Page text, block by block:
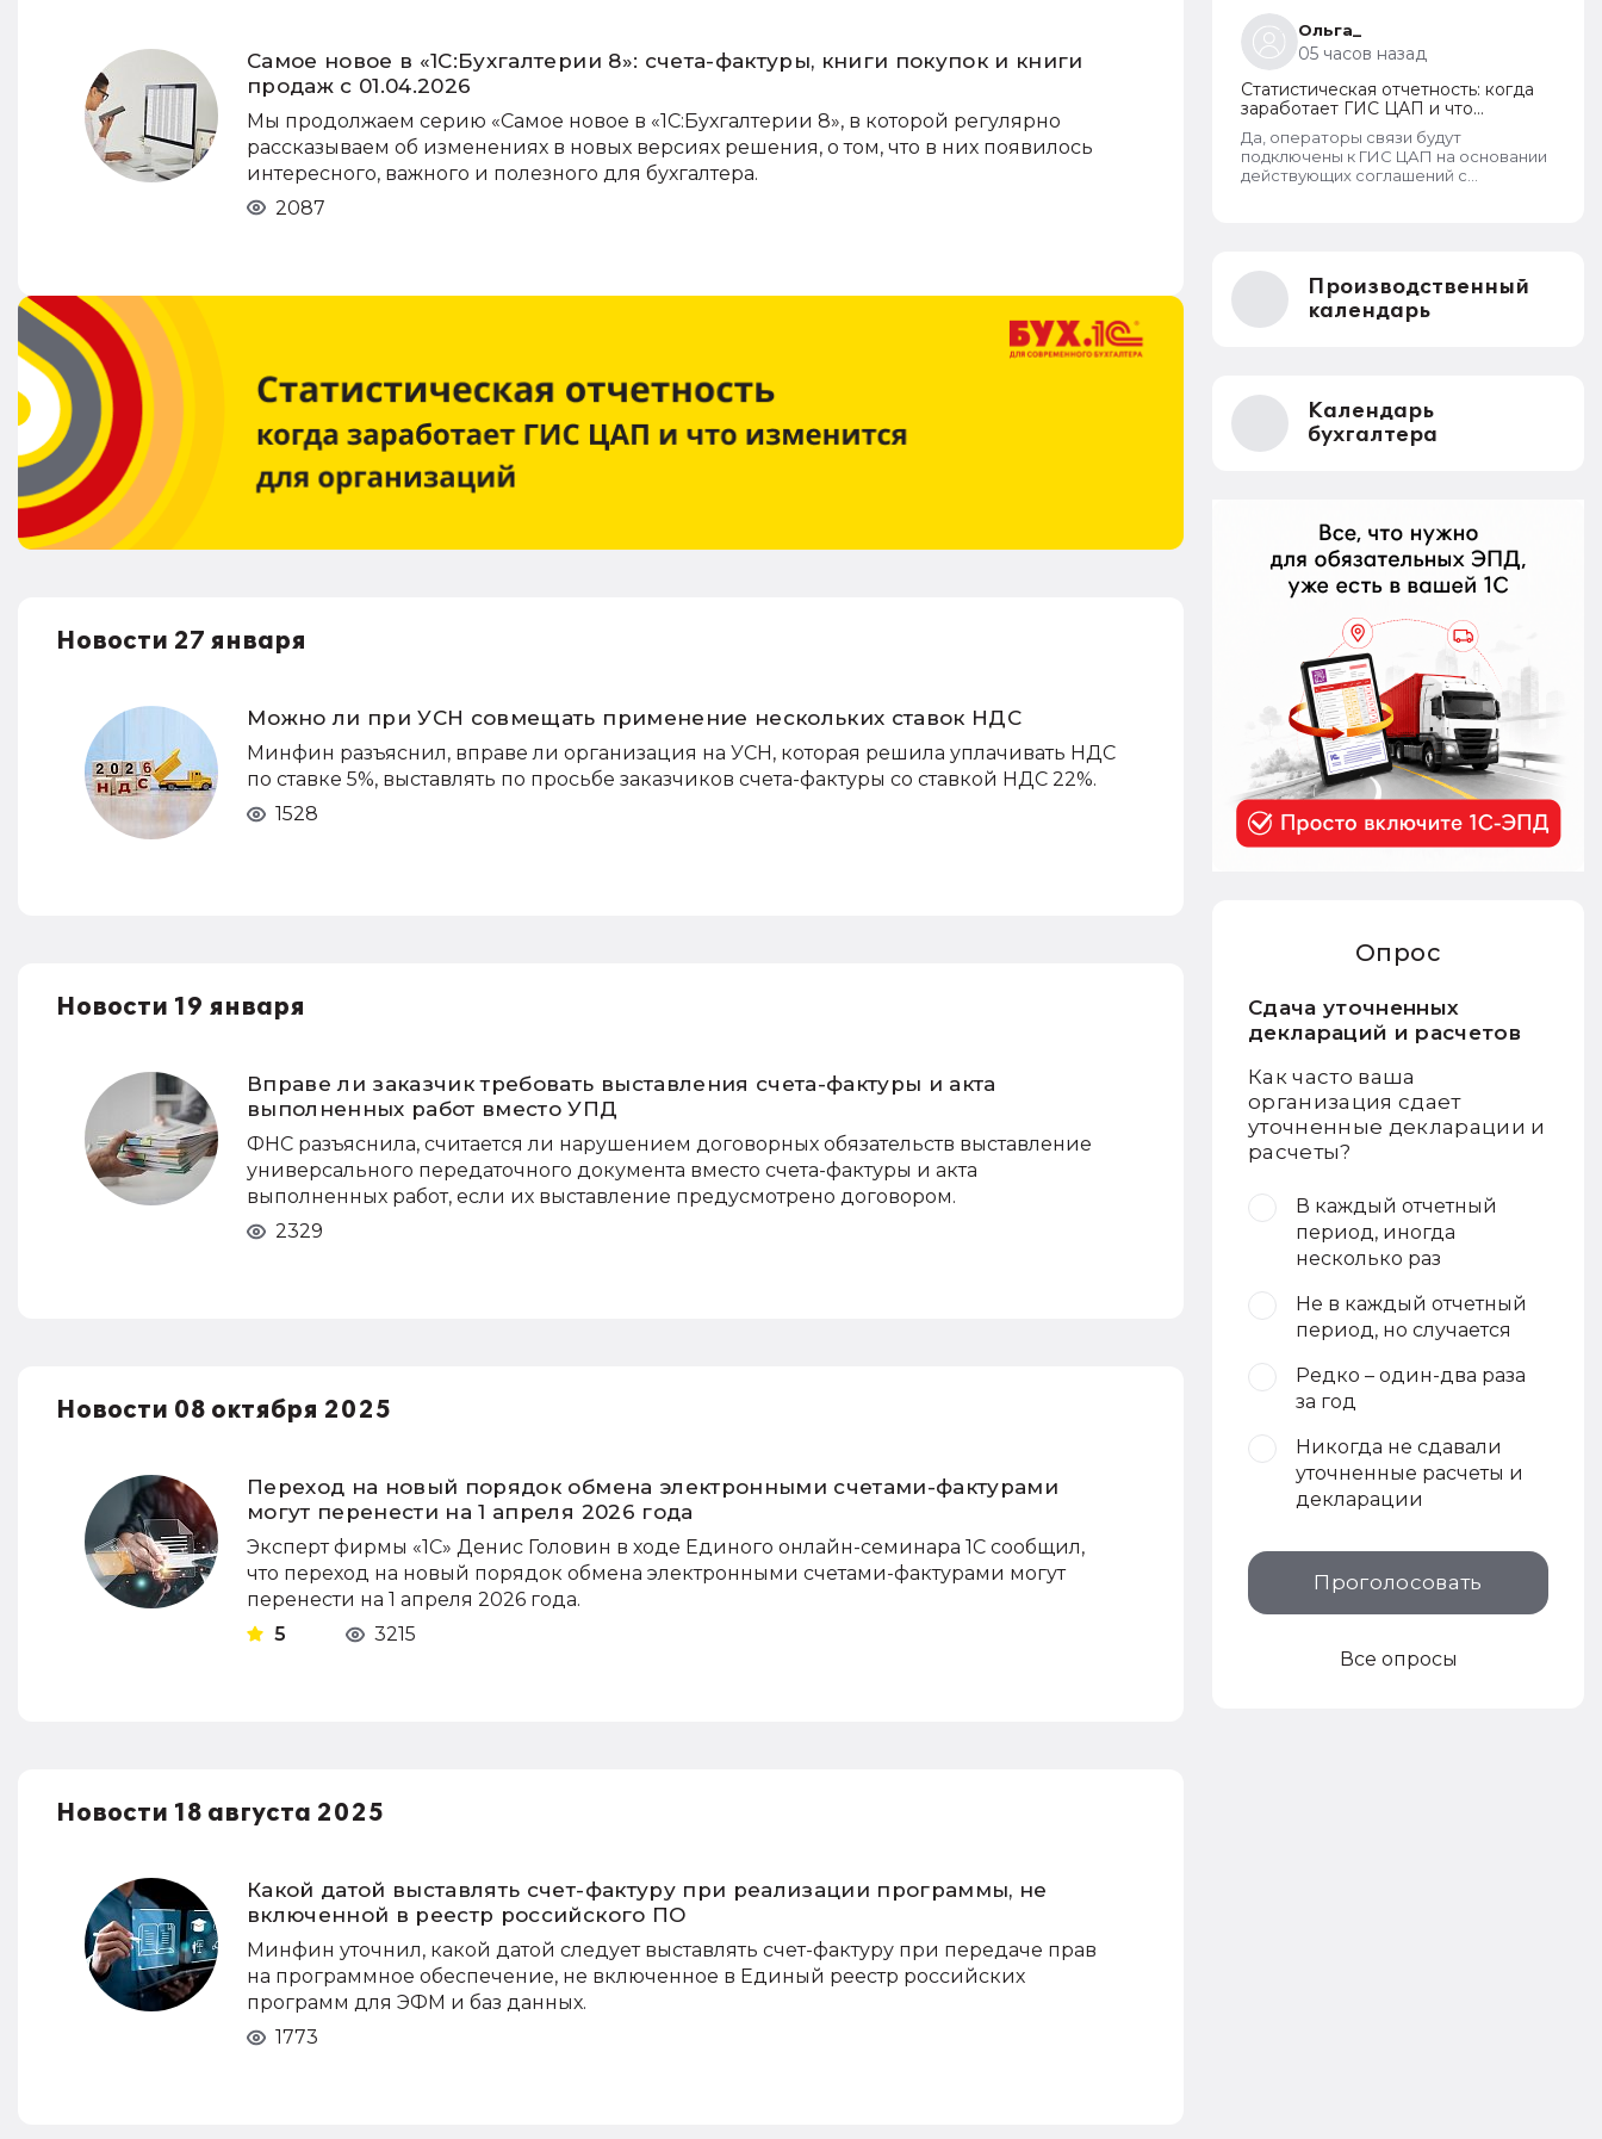
Самое новое в «1С:Бухгалтерии 8»: счета-фактуры, книги покупок и книги
продаж с 01.04.2026
Мы продолжаем серию «Самое новое в «1С:Бухгалтерии 8», в которой регулярно
рассказываем об изменениях в новых версиях решения, о том, что в них появилось
интересного, важного и полезного для бухгалтера.
2087
Новости 27 января
Можно ли при УСН совмещать применение нескольких ставок НДС
Минфин разъяснил, вправе ли организация на УСН, которая решила уплачивать НДС
по ставке 5%, выставлять по просьбе заказчиков счета-фактуры со ставкой НДС 22%.
1528
Новости 19 января
Вправе ли заказчик требовать выставления счета-фактуры и акта
выполненных работ вместо УПД
ФНС разъяснила, считается ли нарушением договорных обязательств выставление
универсального передаточного документа вместо счета-фактуры и акта
выполненных работ, если их выставление предусмотрено договором.
2329
Новости 08 октября 2025
Переход на новый порядок обмена электронными счетами-фактурами
могут перенести на 1 апреля 2026 года
Эксперт фирмы «1С» Денис Головин в ходе Единого онлайн-семинара 1С сообщил,
что переход на новый порядок обмена электронными счетами-фактурами могут
перенести на 1 апреля 2026 года.
5
3215
Новости 18 августа 2025
Какой датой выставлять счет-фактуру при реализации программы, не
включенной в реестр российского ПО
Минфин уточнил, какой датой следует выставлять счет-фактуру при передаче прав
на программное обеспечение, не включенное в Единый реестр российских
программ для ЭФМ и баз данных.
1773
Ольга_
05 часов назад
Статистическая отчетность: когда
заработает ГИС ЦАП и что
изменится для организаций
Да, операторы связи будут
подключены к ГИС ЦАП на основании
действующих соглашений с
Производственный
календарь
Календарь
бухгалтера
Опрос
Сдача уточненных
деклараций и расчетов
Как часто ваша
организация сдает
уточненные декларации и
расчеты?
В каждый отчетный
период, иногда
несколько раз
Не в каждый отчетный
период, но случается
Редко – один-два раза
за год
Никогда не сдавали
уточненные расчеты и
декларации
Проголосовать
Все опросы